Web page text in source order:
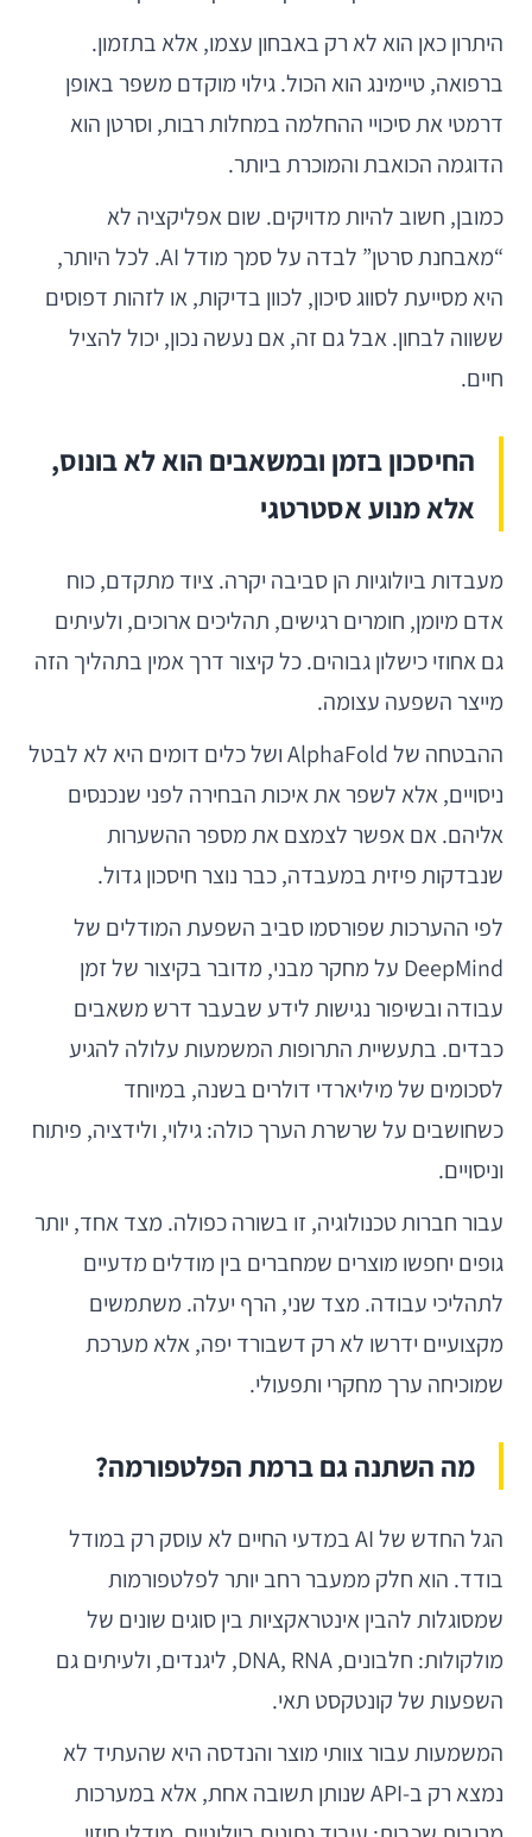
היתרון כאן הוא לא רק באבחון עצמו, אלא בתזמון.
ברפואה, טיימינג הוא הכול. גילוי מוקדם משפר באופן
דרמטי את סיכויי ההחלמה במחלות רבות, וסרטן הוא
הדוגמה הכואבת והמוכרת ביותר.
כמובן, חשוב להיות מדויקים. שום אפליקציה לא
“מאבחנת סרטן” לבדה על סמך מודל AI. לכל היותר,
היא מסייעת לסווג סיכון, לכוון בדיקות, או לזהות דפוסים
ששווה לבחון. אבל גם זה, אם נעשה נכון, יכול להציל
חיים.
החיסכון בזמן ובמשאבים הוא לא בונוס,
אלא מנוע אסטרטגי
מעבדות ביולוגיות הן סביבה יקרה. ציוד מתקדם, כוח
אדם מיומן, חומרים רגישים, תהליכים ארוכים, ולעיתים
גם אחוזי כישלון גבוהים. כל קיצור דרך אמין בתהליך הזה
מייצר השפעה עצומה.
ההבטחה של AlphaFold ושל כלים דומים היא לא לבטל
ניסויים, אלא לשפר את איכות הבחירה לפני שנכנסים
אליהם. אם אפשר לצמצם את מספר ההשערות
שנבדקות פיזית במעבדה, כבר נוצר חיסכון גדול.
לפי ההערכות שפורסמו סביב השפעת המודלים של
DeepMind על מחקר מבני, מדובר בקיצור של זמן
עבודה ובשיפור נגישות לידע שבעבר דרש משאבים
כבדים. בתעשיית התרופות המשמעות עלולה להגיע
לסכומים של מיליארדי דולרים בשנה, במיוחד
כשחושבים על שרשרת הערך כולה: גילוי, ולידציה, פיתוח
וניסויים.
עבור חברות טכנולוגיה, זו בשורה כפולה. מצד אחד, יותר
גופים יחפשו מוצרים שמחברים בין מודלים מדעיים
לתהליכי עבודה. מצד שני, הרף יעלה. משתמשים
מקצועיים ידרשו לא רק דשבורד יפה, אלא מערכת
שמוכיחה ערך מחקרי ותפעולי.
מה השתנה גם ברמת הפלטפורמה?
הגל החדש של AI במדעי החיים לא עוסק רק במודל
בודד. הוא חלק ממעבר רחב יותר לפלטפורמות
שמסוגלות להבין אינטראקציות בין סוגים שונים של
מולקולות: חלבונים, DNA, RNA, ליגנדים, ולעיתים גם
השפעות של קונטקסט תאי.
המשמעות עבור צוותי מוצר והנדסה היא שהעתיד לא
נמצא רק ב-API שנותן תשובה אחת, אלא במערכות